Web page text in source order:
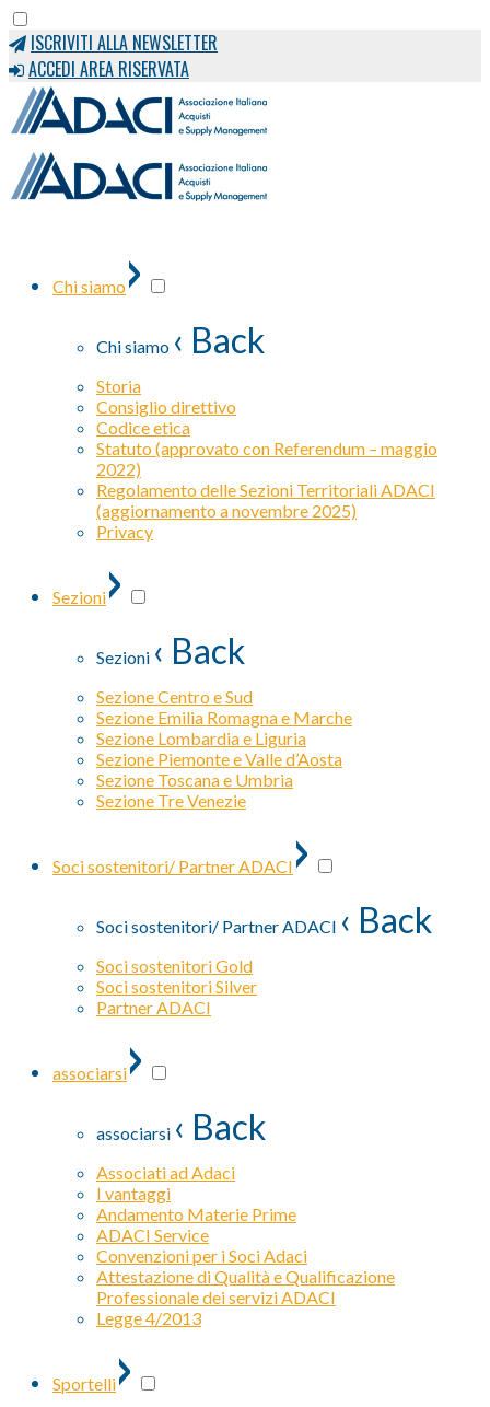
ISCRIVITI ALLA NEWSLETTER
ACCEDI AREA RISERVATA
Chi siamo ›
Chi siamo ‹ Back
Storia
Consiglio direttivo
Codice etica
Statuto (approvato con Referendum – maggio
2022)
Regolamento delle Sezioni Territoriali ADACI
(aggiornamento a novembre 2025)
Privacy
Sezioni›
Sezioni ‹ Back
Sezione Centro e Sud
Sezione Emilia Romagna e Marche
Sezione Lombardia e Liguria
Sezione Piemonte e Valle d’Aosta
Sezione Toscana e Umbria
Sezione Tre Venezie
Soci sostenitori/ Partner ADACI ›
Soci sostenitori/ Partner ADACI ‹ Back
Soci sostenitori Gold
Soci sostenitori Silver
Partner ADACI
associarsi›
associarsi ‹ Back
Associati ad Adaci
I vantaggi
Andamento Materie Prime
ADACI Service
Convenzioni per i Soci Adaci
Attestazione di Qualità e Qualificazione
Professionale dei servizi ADACI
Legge 4/2013
Sportelli›